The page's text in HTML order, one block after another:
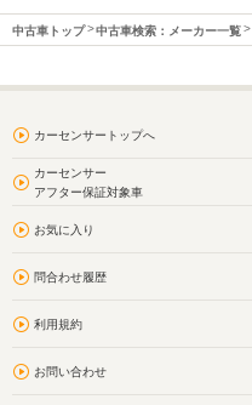
中古車トップ 中古車検索：メーカー一覧
カーセンサートップへ
カーセンサー
アフター保証対象車
お気に入り
問合わせ履歴
利用規約
お問い合わせ